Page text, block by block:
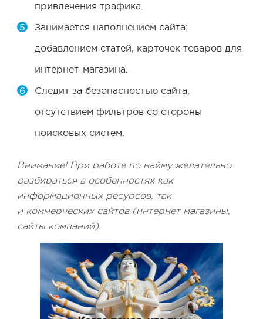
привлечения трафика.
Занимается наполнением сайта:
добавлением статей, карточек товаров для
интернет-магазина.
Следит за безопасностью сайта,
отсутствием фильтров со стороны
поисковых систем.
Внимание! При работе по найму желательно
разбираться в особенностях как
информационных ресурсов, так
и коммерческих сайтов (интернет магазины,
сайты компаний).